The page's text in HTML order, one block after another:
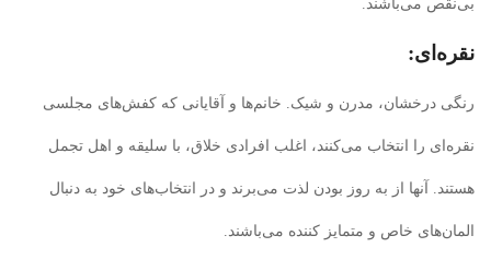
بی‌نقص می‌باشند.
نقره‌ای:
رنگی درخشان، مدرن و شیک. خانم‌ها و آقایانی که کفش‌های مجلسی
نقره‌ای را انتخاب می‌کنند، اغلب افرادی خلاق، با سلیقه و اهل تجمل
هستند. آنها از به روز بودن لذت می‌برند و در انتخاب‌های خود به دنبال
المان‌های خاص و متمایز کننده می‌باشند.